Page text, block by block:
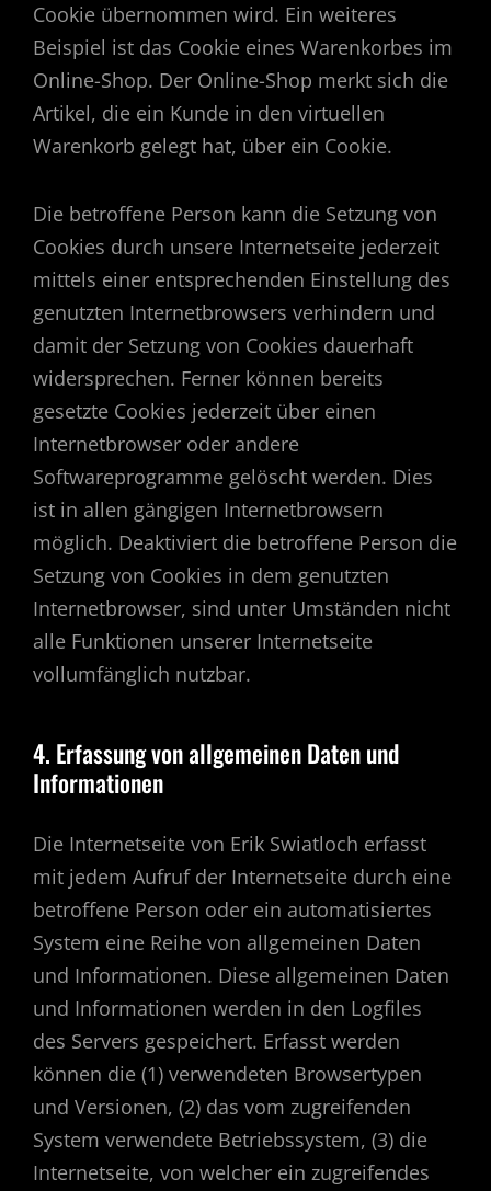
Cookie übernommen wird. Ein weiteres
Beispiel ist das Cookie eines Warenkorbes im
Online-Shop. Der Online-Shop merkt sich die
Artikel, die ein Kunde in den virtuellen
Warenkorb gelegt hat, über ein Cookie.
Die betroffene Person kann die Setzung von
Cookies durch unsere Internetseite jederzeit
mittels einer entsprechenden Einstellung des
genutzten Internetbrowsers verhindern und
damit der Setzung von Cookies dauerhaft
widersprechen. Ferner können bereits
gesetzte Cookies jederzeit über einen
Internetbrowser oder andere
Softwareprogramme gelöscht werden. Dies
ist in allen gängigen Internetbrowsern
möglich. Deaktiviert die betroffene Person die
Setzung von Cookies in dem genutzten
Internetbrowser, sind unter Umständen nicht
alle Funktionen unserer Internetseite
vollumfänglich nutzbar.
4. Erfassung von allgemeinen Daten und
Informationen
Die Internetseite von Erik Swiatloch erfasst
mit jedem Aufruf der Internetseite durch eine
betroffene Person oder ein automatisiertes
System eine Reihe von allgemeinen Daten
und Informationen. Diese allgemeinen Daten
und Informationen werden in den Logfiles
des Servers gespeichert. Erfasst werden
können die (1) verwendeten Browsertypen
und Versionen, (2) das vom zugreifenden
System verwendete Betriebssystem, (3) die
Internetseite, von welcher ein zugreifendes